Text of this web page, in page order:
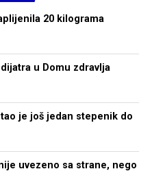
20 kilograma
u Domu zdravlja
je još jedan stepenik do
uvezeno sa strane, nego